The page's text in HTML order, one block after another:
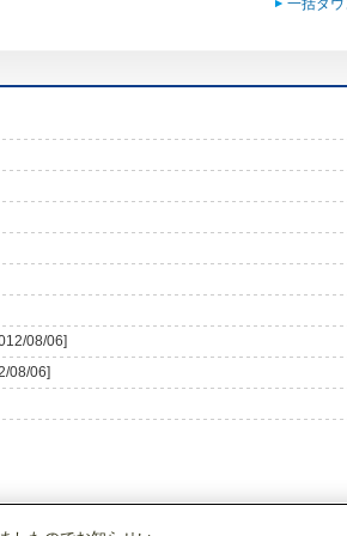
一括ダ
08/06]
08/06]